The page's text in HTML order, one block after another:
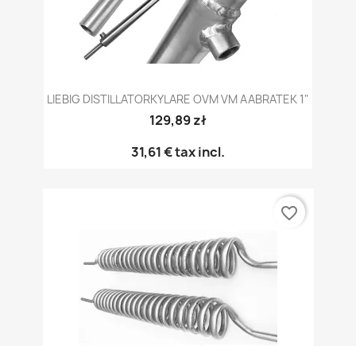
LIEBIG DISTILLATORKYLARE OVM VM AABRATEK 1"
129,89 zł
31,61 €tax incl.
favorite_border